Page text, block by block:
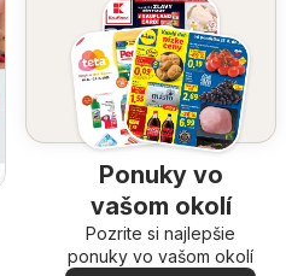
Ponuky vo
vašom okolí
Pozrite si najlepšie
ponuky vo vašom okolí